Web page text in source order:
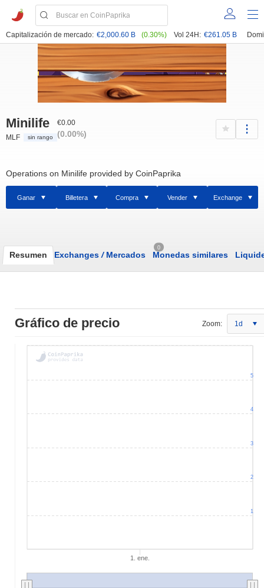
Capitalización de mercado: €2,000.60 B (0.30%) Vol 24H: €261.05 B
Minilife
MLF sin rango
€0.00
(0.00%)
Operations on Minilife provided by CoinPaprika
Ganar Billetera Compra Vender Exchange
Resumen Exchanges /Mercados
0
Monedas similares
Gráfico de precio Zoom: 1d
1. ene.
1
2
3
4
5